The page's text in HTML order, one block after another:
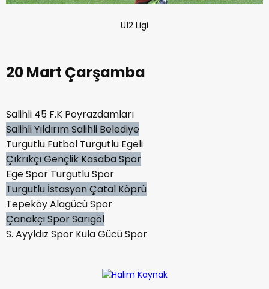
U12 Ligi
20 Mart Çarşamba
Salihli 45 F.K Poyrazdamları
Salihli Yıldırım Salihli Belediye
Turgutlu Futbol Turgutlu Egeli
Çıkrıkçı Gençlik Kasaba Spor
Ege Spor Turgutlu Spor
Turgutlu İstasyon Çatal Köprü
Tepeköy Alagücü Spor
Çanakçı Spor Sarıgöl
S. Ayyldız Spor Kula Gücü Spor